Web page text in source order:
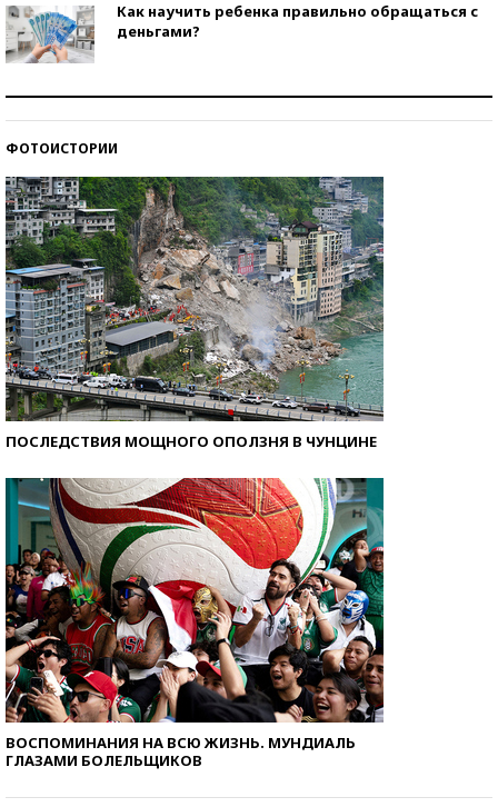
Как научить ребенка правильно обращаться с
деньгами?
ФОТОИСТОРИИ
ПОСЛЕДСТВИЯ МОЩНОГО ОПОЛЗНЯ В ЧУНЦИНЕ
ВОСПОМИНАНИЯ НА ВСЮ ЖИЗНЬ. МУНДИАЛЬ
ГЛАЗАМИ БОЛЕЛЬЩИКОВ